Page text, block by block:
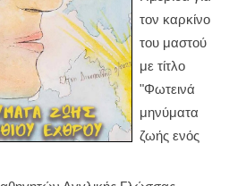
τον καρκίνο
του μαστού
με τίτλο
"Φωτεινά
μηνύματα
ζωής ενός